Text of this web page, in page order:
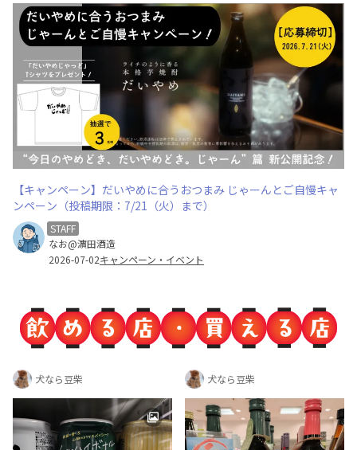
【キャンペーン】だいやめに合うおつまみ じゃーんとご自慢キャ
ンペーン（投稿期限：7/21（火）まで）
STAFF
なお@濵田酒造
2026-07-02キャンペーン・イベント
犬なら豆柴 犬なら豆柴